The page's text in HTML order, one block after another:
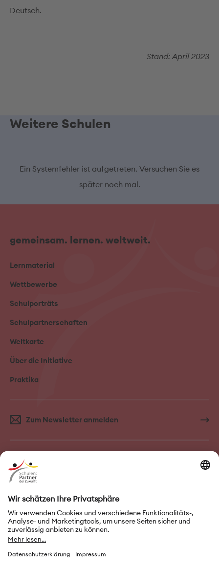
Deutsch.
Stand: April 2023
Weitere Schulen
Ein Systemfehler ist aufgetreten. Versuchen Sie es
später noch mal.
gemeinsam. lernen. weltweit.
Lernmaterial
Wettbewerbe
Schulporträts
Schulpartnerschaften
Weltkarte
Über die Initiative
Praktika
Zum Newsletter anmelden
FAQ–Häufige Fragen Kontakt
Nutzungsbedingungen
Datenschutz
Privatsphäre-Einstellungen
Leichte Sprache